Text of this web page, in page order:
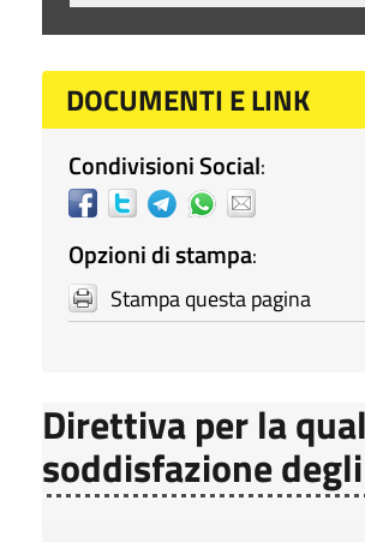
DOCUMENTI E LINK
Condivisioni Social:
Opzioni di stampa:
Stampa questa pagina
Direttiva per la
soddisfazione